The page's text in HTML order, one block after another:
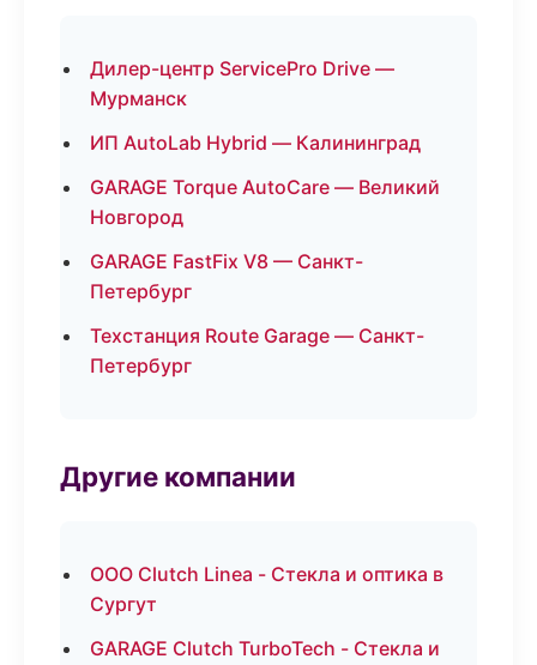
Дилер-центр ServicePro Drive —
Мурманск
ИП AutoLab Hybrid — Калининград
GARAGE Torque AutoCare — Великий
Новгород
GARAGE FastFix V8 — Санкт-
Петербург
Техстанция Route Garage — Санкт-
Петербург
Другие компании
ООО Clutch Linea - Стекла и оптика в
Сургут
GARAGE Clutch TurboTech - Стекла и